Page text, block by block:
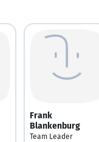
Frank
Blankenburg
Team Leader